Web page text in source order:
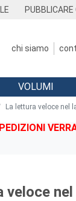
PUBBLICARE
chi siamo
VOLUMI
La lettura veloce nel
veloce